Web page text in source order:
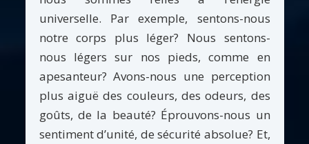
universelle. Par exemple, sentons-nous
notre corps plus léger? Nous sentons-
nous légers sur nos pieds, comme en
apesanteur? Avons-nous une perception
plus aiguë des couleurs, des odeurs, des
goûts, de la beauté? Éprouvons-nous un
sentiment d’unité, de sécurité absolue? Et,